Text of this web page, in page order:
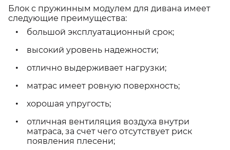
Блок с пружинным модулем для дивана имеет
следующие преимущества:
большой эксплуатационный срок;
высокий уровень надежности;
отлично выдерживает нагрузки;
матрас имеет ровную поверхность;
хорошая упругость;
отличная вентиляция воздуха внутри
матраса, за счет чего отсутствует риск
появления плесени;